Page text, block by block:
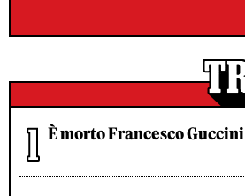
È morto Francesco Guccini